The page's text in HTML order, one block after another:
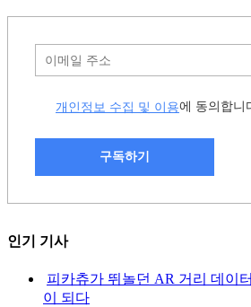
개인정보 수집 및 이용에 동의합니
구독하기
인기 기사
피카츄가 뛰놀던 AR 거리 데이
이 되다